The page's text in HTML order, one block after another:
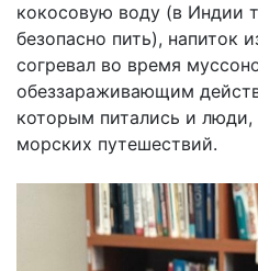
кокосовую воду (в Индии
безопасно пить), напиток
согревал во время
обеззараживающим
которым питались и
морских путешествий.